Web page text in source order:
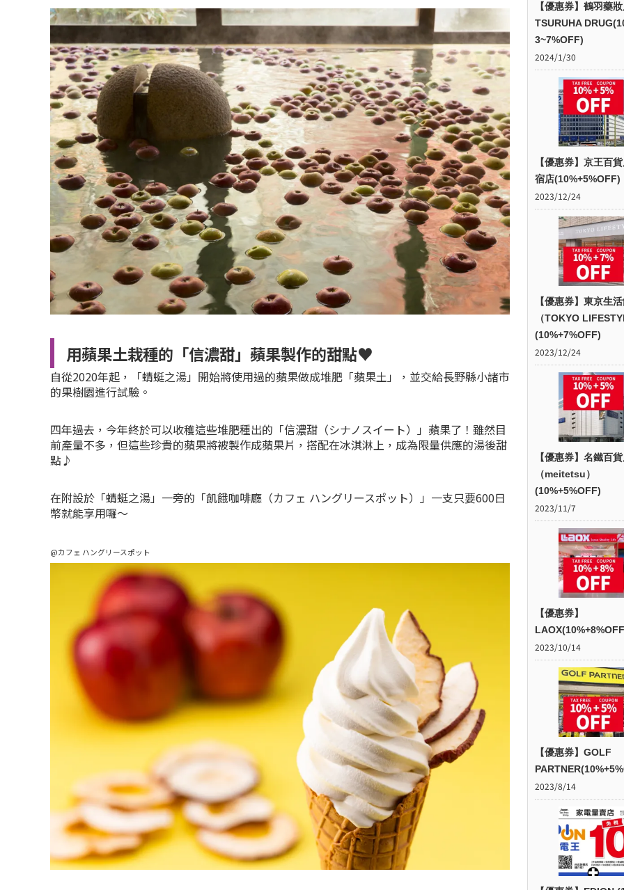
用蘋果土栽種的「信濃甜」蘋果製作的甜點♥
自從2020年起，「蜻蜓之湯」開始將使用過的蘋果做成堆肥「蘋果土」，並交給長野縣小諸市
的果樹園進行試驗。
四年過去，今年終於可以收穫這些堆肥種出的「信濃甜（シナノスイート）」蘋果了！雖然目
前產量不多，但這些珍貴的蘋果將被製作成蘋果片，搭配在冰淇淋上，成為限量供應的湯後甜
點♪
在附設於「蜻蜓之湯」一旁的「飢餓咖啡廳（カフェ ハングリースポット）」一支只要600日
幣就能享用囉～
@カフェ ハングリースポット
【優惠券】鶴羽藥
TSURUHA
3~7%OFF)
2024/1/30
【優惠券】京王百
宿店(10%+5%OFF)
2023/12/24
【優惠券】東京生
（TOKYO
(10%+7%OFF)
2023/12/24
【優惠券】名鐵百
（meitetsu）
(10%+5%OFF)
2023/11/7
【優惠券】
2023/10/14
【優惠券】GOLF
2023/8/14